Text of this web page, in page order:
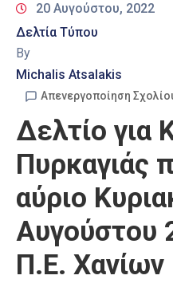
20 Αυγούστου, 2022
Δελτία Τύπου
By
Michalis Atsalakis
Απενεργοποίηση
Δελτίο για
Πυρκαγιάς
αύριο
Αυγούστου
Π.Ε. Χανίων